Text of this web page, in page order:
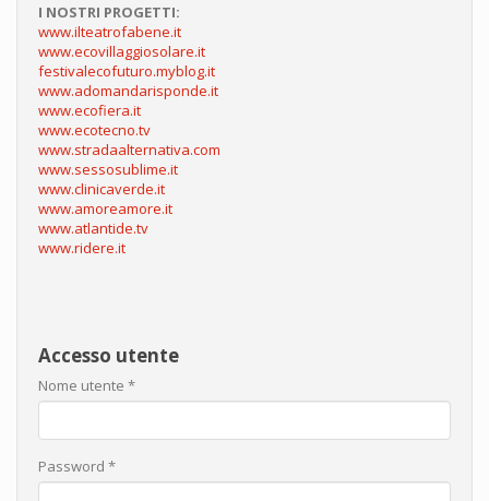
I NOSTRI PROGETTI:
www.ilteatrofabene.it
www.ecovillaggiosolare.it
festivalecofuturo.myblog.it
www.adomandarisponde.it
www.ecofiera.it
www.ecotecno.tv
www.stradaalternativa.com
www.sessosublime.it
www.clinicaverde.it
www.amoreamore.it
www.atlantide.tv
www.ridere.it
Accesso utente
Nome utente *
Password *